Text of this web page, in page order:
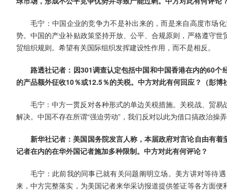
毛宁：中国企业的竞争力不是补出来的，而是来自高度市场
势。中国的产业补贴政策坚持开放、公平、合规原则，严格遵守
贸组织规则。希望有关国际组织发挥建设性作用，而不是相反。
路透社记者：因301调查认定包括中国和中国香港在内的60
的产品额外征收10％或12.5％的关税。中方对此有何回应？（彭博
毛宁：中方一贯反对各种形式的单边关税措施。关税战、贸
解决。中国不存在所谓“强迫劳动”，我们反对以此为借口搞政治操
新华社记者：美国国务院发言人称，本届政府对言论自由有
记者在内的在华外国记者施加多种限制。中方对此有何评论？
毛宁：此前我的同事已就有关问题阐明立场。美方讲对等待
来，中方完整落实，为美国记者来华采访报道提供签证等各方面